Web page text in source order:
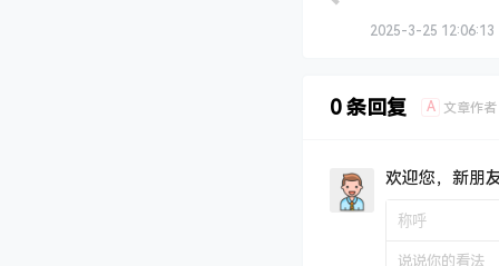
2025-3-25 12:06:13
0 条回复 A 文章作者
欢迎您，新朋